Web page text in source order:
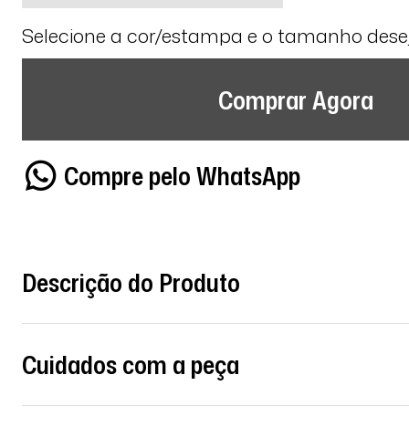
Selecione a cor/estampa e o tamanho
Comprar Agora
Compre pelo WhatsApp
Descrição do Produto
Cuidados com a peça